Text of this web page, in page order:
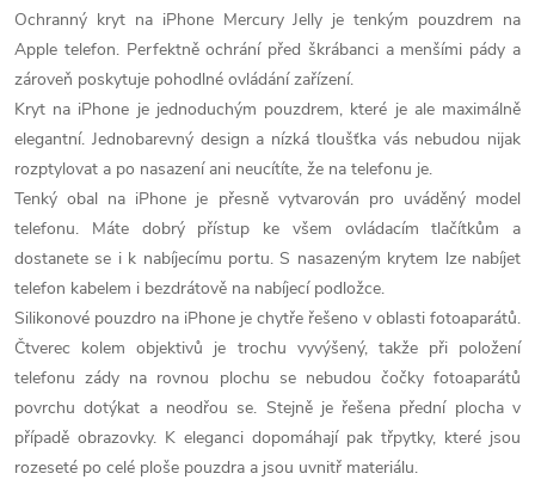
Ochranný kryt na iPhone Mercury Jelly je tenkým pouzdrem na
Apple telefon. Perfektně ochrání před škrábanci a menšími pády a
zároveň poskytuje pohodlné ovládání zařízení.
Kryt na iPhone je jednoduchým pouzdrem, které je ale maximálně
elegantní. Jednobarevný design a nízká tloušťka vás nebudou nijak
rozptylovat a po nasazení ani neucítíte, že na telefonu je.
Tenký obal na iPhone je přesně vytvarován pro uváděný model
telefonu. Máte dobrý přístup ke všem ovládacím tlačítkům a
dostanete se i k nabíjecímu portu. S nasazeným krytem lze nabíjet
telefon kabelem i bezdrátově na nabíjecí podložce.
Silikonové pouzdro na iPhone je chytře řešeno v oblasti fotoaparátů.
Čtverec kolem objektivů je trochu vyvýšený, takže při položení
telefonu zády na rovnou plochu se nebudou čočky fotoaparátů
povrchu dotýkat a neodřou se. Stejně je řešena přední plocha v
případě obrazovky. K eleganci dopomáhají pak třpytky, které jsou
rozeseté po celé ploše pouzdra a jsou uvnitř materiálu.